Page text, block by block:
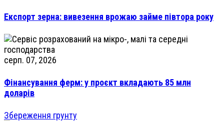
Експорт зерна: вивезення врожаю займе півтора року
серп. 07, 2026
Фінансування ферм: у проєкт вкладають 85 млн
доларів
Збереження грунту